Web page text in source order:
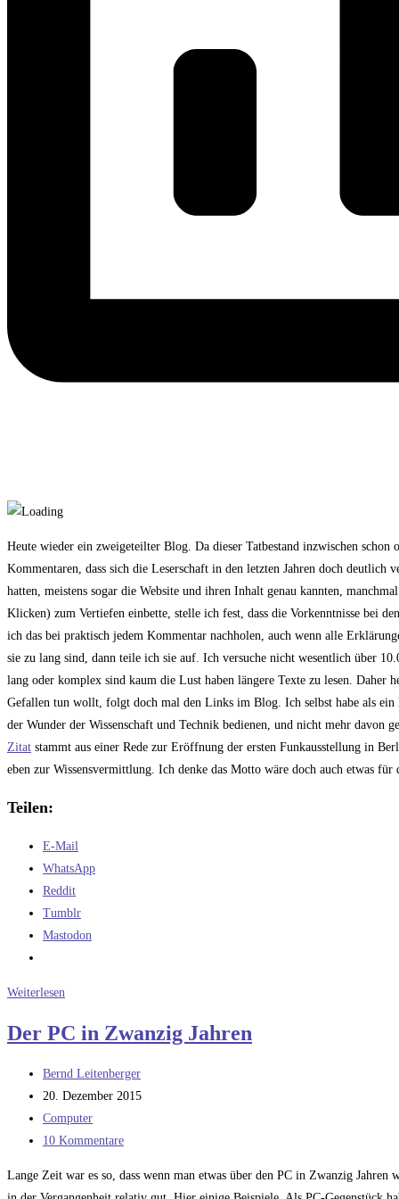
Heute wieder ein zweigeteilter Blog. Da dieser Tatbestand inzwischen
Kommentaren, dass sich die Leserschaft in den letzten Jahren doch deutlich
hatten, meistens sogar die Website und ihren Inhalt genau kannten,
Klicken) zum Vertiefen einbette, stelle ich fest, dass die Vorkenntnisse bei
ich das bei praktisch jedem Kommentar nachholen, auch wenn alle
sie zu lang sind, dann teile ich sie auf. Ich versuche nicht wesentlich über
lang oder komplex sind kaum die Lust haben längere Texte zu lesen.
Gefallen tun wollt, folgt doch mal den Links im Blog. Ich selbst habe als
der Wunder der Wissenschaft und Technik bedienen, und nicht mehr
Zitat stammt aus einer Rede zur Eröffnung der ersten Funkausstellung in
eben zur Wissensvermittlung. Ich denke das Motto wäre doch auch etwas
Teilen:
E-Mail
WhatsApp
Reddit
Tumblr
Mastodon
Weiterlesen
ist
Cray-
Vektorrechner
(1)
Der PC in Zwanzig Jahren
Beitrags-
Autor:
Bernd Leitenberger
Beitrag
veröffentlicht:
20. Dezember 2015
Beitrags-
Kategorie:
Computer
Beitrags-
10 Kommentare
Lange Zeit war es so, dass wenn man etwas über den PC in Zwanzig